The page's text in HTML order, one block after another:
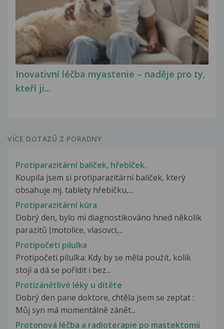
Inovativní léčba myastenie – naděje pro ty,
kteří ji...
VÍCE DOTAZŮ Z PORADNY
Protiparazitární balíček, hřebíček.
Koupila jsem si protiparazitární balíček, který
obsahuje mj. tablety hřebíčku,...
Protiparazitární kúra
Dobrý den, bylo mi diagnostikováno hned několik
parazitů (motolice, vlasovci,...
Protipočetí pilulka
Protipočetí pilulka: Kdy by se měla použít, kolik
stojí a dá se pořídit i bez...
Protizánětlivé léky u dítěte
Dobrý den pane doktore, chtěla jsem se zeptat :
Můj syn má momentálně zánět...
Protonová léčba a radioterapie po mastektomii